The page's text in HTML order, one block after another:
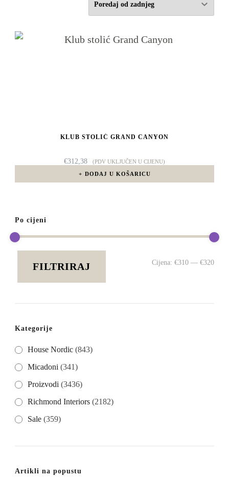
KLUB STOLIĆ GRAND CANYON
€312,38
(PDV UKLJUČEN U CIJENU)
DODAJ U KOŠARICU
Po cijeni
Min
FILTRIRAJ Cijena: €310 — €320
Kategorije
House Nordic (843)
Micadoni (341)
Proizvodi (3436)
Richmond Interiors (2182)
Sale (359)
Artikli na popustu